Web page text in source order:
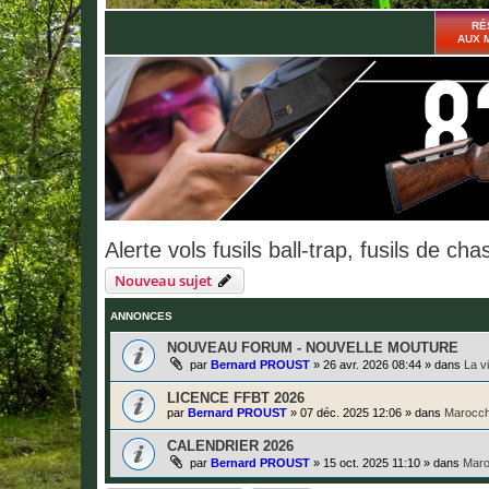
AUX
Alerte vols fusils ball-trap, fusils de
Nouveau sujet
ANNONCES
NOUVEAU FORUM - NOUVELLE MOUTURE
par Bernard PROUST » 26 avr. 2026 08:44 » dans La
LICENCE FFBT 2026
par Bernard PROUST » 07 déc. 2025 12:06 » dans
CALENDRIER 2026
par Bernard PROUST » 15 oct. 2025 11:10 » dans